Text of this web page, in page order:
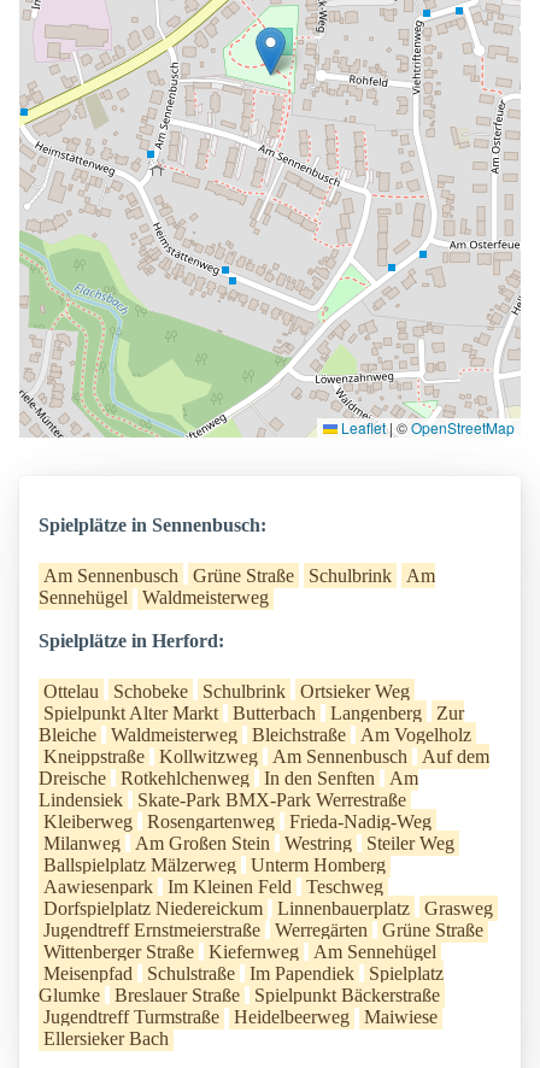
Leaflet| ©OpenStreetMap
Spielplätze in Sennenbusch:
Am Sennenbusch Grüne Straße Schulbrink
Am
Sennehügel
Waldmeisterweg
Spielplätze in Herford:
Ottelau Schobeke Schulbrink
Ortsieker Weg
Spielpunkt Alter Markt
Butterbach Langenberg
Zur
Bleiche
Waldmeisterweg Bleichstraße
Am Vogelholz
Kneippstraße
Kollwitzweg Am Sennenbusch
Auf dem
Dreische
Rotkehlchenweg In den Senften
Am
Lindensiek
Skate-Park BMX-Park Werrestraße
Kleiberweg
Rosengartenweg
Frieda-Nadig-Weg
Milanweg
Am Großen Stein Westring
Steiler Weg
Ballspielplatz Mälzerweg
Unterm Homberg
Aawiesenpark
Im Kleinen Feld
Teschweg
Dorfspielplatz Niedereickum
Linnenbauerplatz
Grasweg
Jugendtreff Ernstmeierstraße
Werregärten
Grüne Straße
Wittenberger Straße
Kiefernweg
Am Sennehügel
Meisenpfad
Schulstraße Im Papendiek
Spielplatz
Glumke
Breslauer Straße
Spielpunkt Bäckerstraße
Jugendtreff Turmstraße
Heidelbeerweg
Maiwiese
Ellersieker Bach